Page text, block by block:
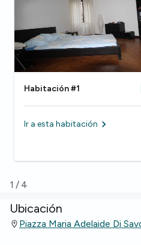
Habitación #1
Ir a esta habitación
1/ 4
Ubicación
Piazza Maria Adelaide Di